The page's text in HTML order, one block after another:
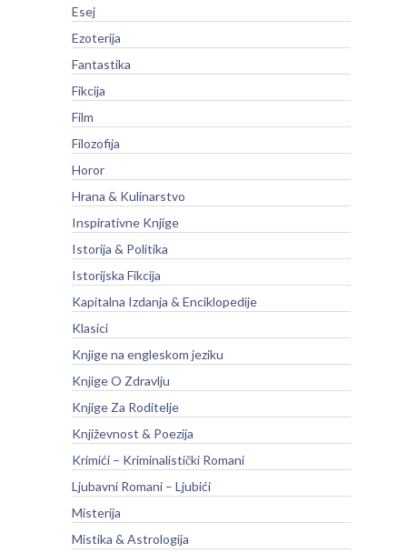
Esej
Ezoterija
Fantastika
Fikcija
Film
Filozofija
Horor
Hrana & Kulinarstvo
Inspirativne Knjige
Istorija & Politika
Istorijska Fikcija
Kapitalna Izdanja & Enciklopedije
Klasici
Knjige na engleskom jeziku
Knjige O Zdravlju
Knjige Za Roditelje
Književnost & Poezija
Krimići – Kriminalistički Romani
Ljubavni Romani – Ljubići
Misterija
Mistika & Astrologija